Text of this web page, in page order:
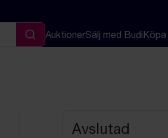
Sök
AuktionerSälj med Budi
Avslutad